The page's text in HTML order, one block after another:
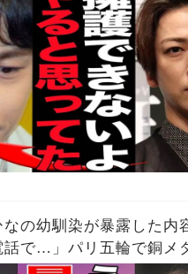
なの幼馴染が暴露した内
で…」パリ五輪で銅メ
の幼少期からの親友が明